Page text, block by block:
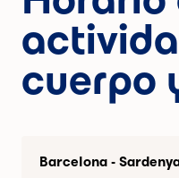
cuerpo